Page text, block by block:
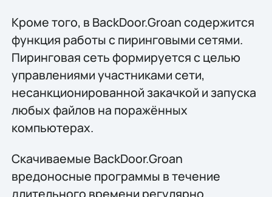
Кроме того, в BackDoor.Groan содержится
функция работы с пиринговыми сетями.
Пиринговая сеть формируется с целью
управлениями участниками сети,
несанкционированной закачкой и запуска
любых файлов на поражённых
компьютерах.
Скачиваемые BackDoor.Groan
вредоносные программы в течение